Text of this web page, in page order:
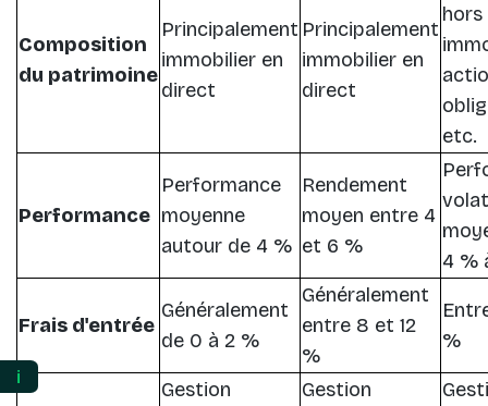
Composition
du patrimoine
Principalement
immobilier en
direct
Principalement
immobilier en
direct
hors
etc.
Performance
Performance
moyenne
autour de 4 %
Rendement
moyen entre 4
et 6 %
4 %
Frais d'entrée
Généralement
de 0 à 2 %
Généralement
entre 8 et 12
%
%
Gestion
Gestion
ℹ️